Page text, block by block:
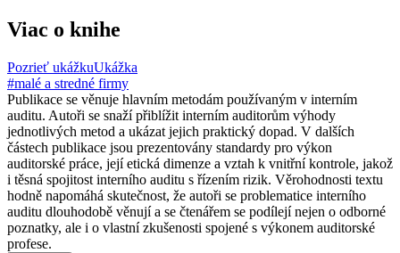
Viac o knihe
Pozrieť ukážkuUkážka
#malé a stredné firmy
Publikace se věnuje hlavním metodám používaným v interním
auditu. Autoři se snaží přiblížit interním auditorům výhody
jednotlivých metod a ukázat jejich praktický dopad. V dalších
částech publikace jsou prezentovány standardy pro výkon
auditorské práce, její etická dimenze a vztah k vnitřní kontrole, jakož
i těsná spojitost interního auditu s řízením rizik. Věrohodnosti textu
hodně napomáhá skutečnost, že autoři se problematice interního
auditu dlouhodobě věnují a se čtenářem se podílejí nejen o odborné
poznatky, ale i o vlastní zkušenosti spojené s výkonem auditorské
profese.